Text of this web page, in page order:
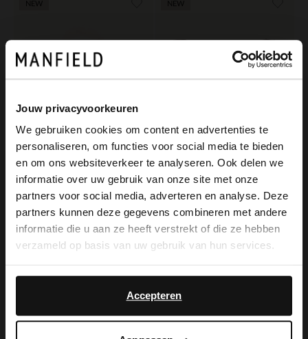
Jouw privacyvoorkeuren
We gebruiken cookies om content en advertenties te
personaliseren, om functies voor social media te bieden
en om ons websiteverkeer te analyseren. Ook delen we
informatie over uw gebruik van onze site met onze
partners voor social media, adverteren en analyse. Deze
partners kunnen deze gegevens combineren met andere
informatie die u aan ze heeft verstrekt of die ze hebben
verzameld op basis van uw gebruik van hun services.
Accepteren
Manfield
Weißer Spitzen-Schal
14.99
Manfield
Braunes Tuch mit weißen Details
12.99
×
View this website in English?
It looks like your language isn't Dutch. Would
you like to switch to English?
English